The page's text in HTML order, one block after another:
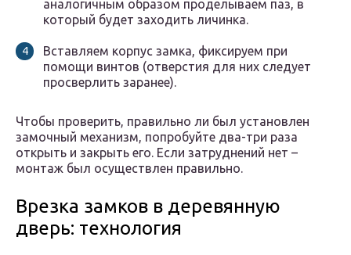
аналогичным образом проделываем паз, в
который будет заходить личинка.
Вставляем корпус замка, фиксируем при
помощи винтов (отверстия для них следует
просверлить заранее).
Чтобы проверить, правильно ли был установлен
замочный механизм, попробуйте два-три раза
открыть и закрыть его. Если затруднений нет –
монтаж был осуществлен правильно.
Врезка замков в деревянную
дверь: технология